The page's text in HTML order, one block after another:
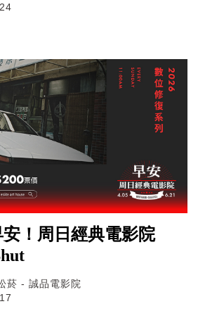
！周日經典電影院
菸 - 誠品電影院